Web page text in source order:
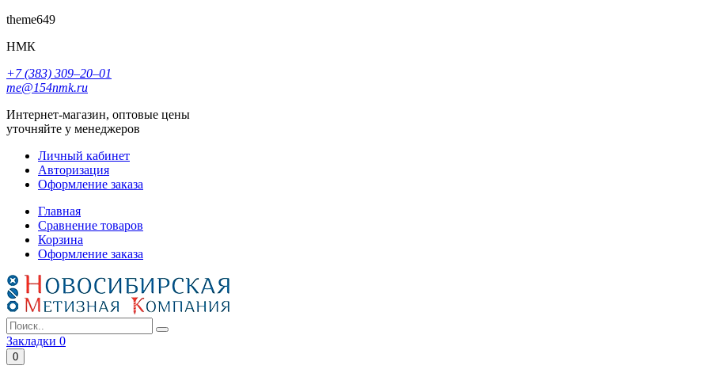
theme649
НМК
+7 (383) 309‒20‒01
me@154nmk.ru
Интернет-магазин, оптовые цены
уточняйте у менеджеров
Личный кабинет
Авторизация
Оформление заказа
Главная
Сравнение товаров
Корзина
Оформление заказа
Закладки 0
0